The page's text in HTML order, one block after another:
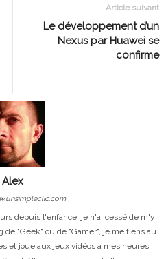
Article suivant
Le développement d’un
Nexus par Huawei se
confirme
Alex
depuis l'enfance, je n'ai cessé de m'y
de "Geek" ou de "Gamer", je me tiens au
et joue aux jeux vidéos à mes heures